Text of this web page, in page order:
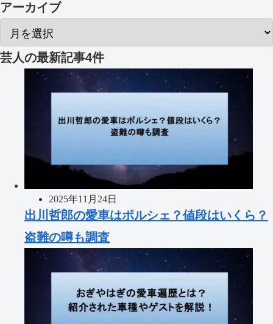
アーカイブ
芸人の最新記事4件
2025年11月24日
出川哲郎の愛車はポルシェ？値段はいくら？
盗難の噂も調査